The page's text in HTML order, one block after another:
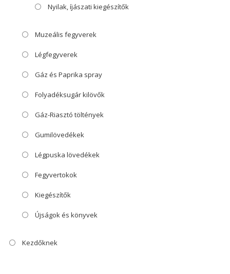
Nyilak, íjászati kiegészítők
Muzeális fegyverek
Légfegyverek
Gáz és Paprika spray
Folyadéksugár kilövők
Gáz-Riasztó töltények
Gumilövedékek
Légpuska lövedékek
Fegyvertokok
Kiegészítők
Újságok és könyvek
Kezdőknek